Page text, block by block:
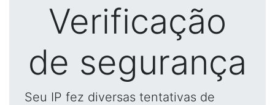
Verificação
de segurança
Seu IP fez diversas tentativas de